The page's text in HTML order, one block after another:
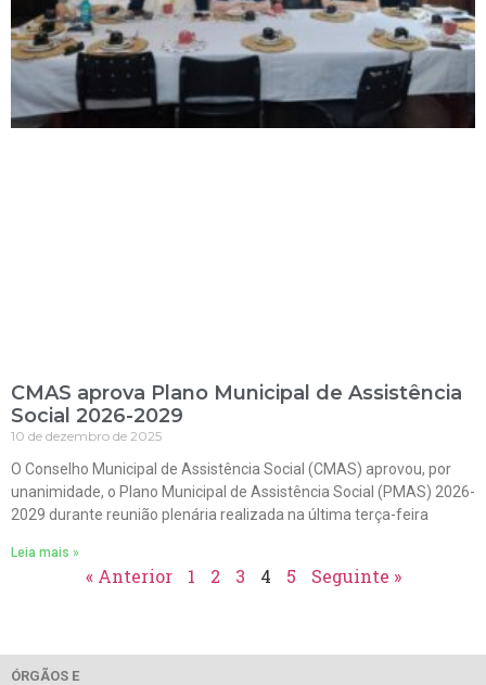
CMAS aprova Plano Municipal de Assistência
Social 2026-2029
10 de dezembro de 2025
O Conselho Municipal de Assistência Social (CMAS) aprovou, por
unanimidade, o Plano Municipal de Assistência Social (PMAS) 2026-
2029 durante reunião plenária realizada na última terça-feira
Leia mais »
« Anterior 1 2 3 4 5 Seguinte »
ÓRGÃOS E